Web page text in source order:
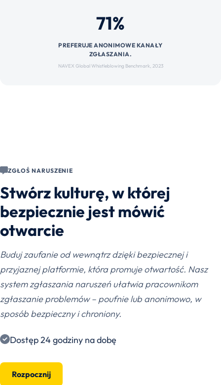
71%
PREFERUJE ANONIMOWE KANAŁY
ZGŁASZANIA.
NAVEX Global Whistleblowing Benchmark, 2023
ZGŁOŚ NARUSZENIE
Stwórz kulturę, w której
bezpiecznie jest mówić
otwarcie
Buduj zaufanie od wewnątrz dzięki bezpiecznej i
przyjaznej platformie, która promuje otwartość. Nasz
system zgłaszania naruszeń ułatwia pracownikom
zgłaszanie problemów – poufnie lub anonimowo, w
sposób bezpieczny i chroniony.
Dostęp 24 godziny na dobę
Rozpocznij